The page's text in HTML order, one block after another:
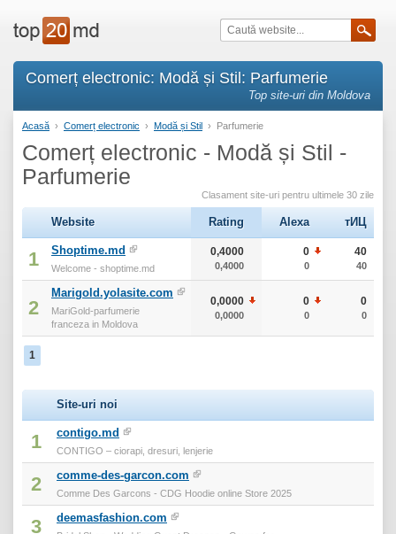
Comerț electronic: Modă și Stil: Parfumerie
Top site-uri din Moldova
Acasă › Comerț electronic › Modă și Stil › Parfumerie
Comerț electronic - Modă și Stil -
Parfumerie
Clasament site-uri pentru ultimele 30 zile
Website Rating Alexa тИЦ
1 Shoptime.md
Welcome - shoptime.md
0,4000
0,4000
0
0
40
40
2
Marigold.yolasite.com
MariGold-parfumerie
franceza in Moldova
0,0000
0,0000
0
0
0
0
1
Site-uri noi
1 contigo.md
CONTIGO – ciorapi, dresuri, lenjerie
2 comme-des-garcon.com
Comme Des Garcons - CDG Hoodie online Store 2025
3 deemasfashion.com